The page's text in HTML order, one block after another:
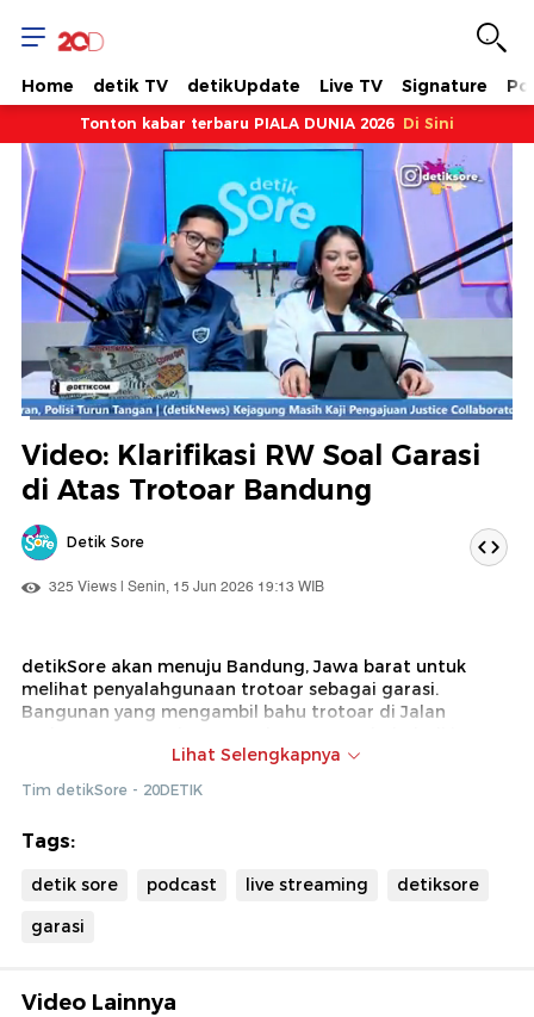
Home detik TV detikUpdate Live TV Signature
Tonton kabar terbaru PIALA DUNIA 2026 Di Sini
Berhenti
Suara
Hidup
Dimuat:
Video: Klarifikasi RW Soal Garasi
di Atas Trotoar Bandung
Detik Sore
325 Views | Senin, 15 Jun 2026 19:13 WIB
detikSore akan menuju Bandung, Jawa barat untuk
melihat penyalahgunaan trotoar sebagai garasi.
Bangunan yang mengambil bahu trotoar di Jalan
maya. Garasi itu bahkan dijadikan tempat parkir
kendaraan.
dibangun untuk menyimpan motor pengangkut sampah
Kelurahan Citarum, Anne Rahadi. Pihaknya berinisiatif
rusaknya Triseda akibat tangan-tangan jahil.
langsung Jurnalis detikJabar selengkapnya.
Lihat Selengkapnya
Tim detikSore - 20DETIK
Tags:
detik sore podcast live streaming
detiksore
garasi
Video Lainnya